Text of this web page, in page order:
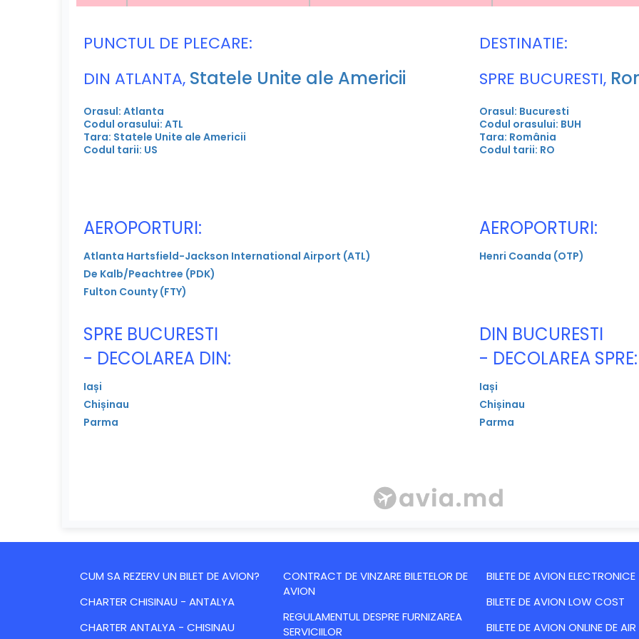
PUNCTUL DE PLECARE:
DIN ATLANTA, Statele Unite ale Americii
Orasul: Atlanta
Codul orasului: ATL
Tara: Statele Unite ale Americii
Codul tarii: US
AEROPORTURI:
Atlanta Hartsfield-Jackson International Airport (ATL)
De Kalb/Peachtree (PDK)
Fulton County (FTY)
DESTINATIE:
SPRE BUCURESTI,
Orasul: Bucuresti
Codul orasului: BUH
Tara: România
Codul tarii: RO
AEROPORTURI:
Henri Coanda (OTP)
SPRE BUCURESTI
- DECOLAREA DIN:
Iași
Chișinau
Parma
DIN BUCURESTI
- DECOLAREA SPRE:
Iași
Chișinau
Parma
CUM SA REZERV UN BILET DE AVION?
CHARTER CHISINAU - ANTALYA
CHARTER ANTALYA - CHISINAU
CONTRACT DE VINZARE BILETELOR DE
AVION
REGULAMENTUL DESPRE FURNIZAREA
SERVICIILOR
BILETE DE AVION ELECTRONICE
BILETE DE AVION LOW COST
BILETE DE AVION ONLINE DE AIR